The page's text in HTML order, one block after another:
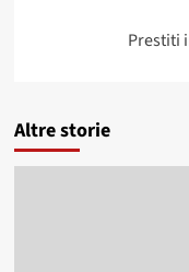
Prestiti
Altre storie